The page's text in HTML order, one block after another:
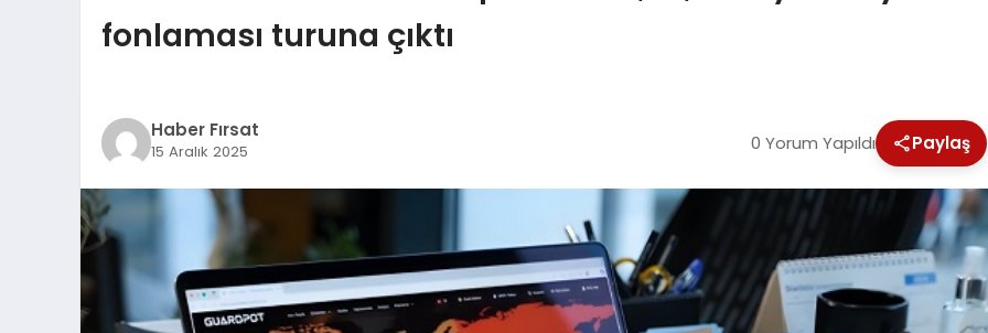
fonlaması turuna çıktı
Haber Fırsat
15 Aralık 2025 0 Yorum Yapıldı Paylaş